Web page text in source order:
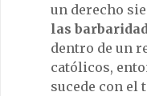
un derecho
las
dentro de un
católicos,
sucede con el